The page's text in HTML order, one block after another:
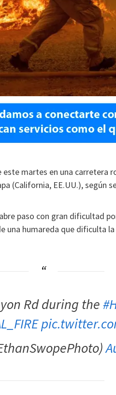
martes en una carretera
(California, EE.UU.), según
paso con gran dificultad
una humareda que dificulta
Rd during the